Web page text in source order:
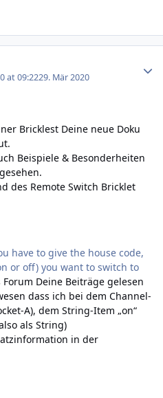
at 09:2229. Mär 2020
Bricklest Deine neue Doku
Beispiele & Besonderheiten
des Remote Switch Bricklet
have to give the house code,
or off) you want to switch to
Deine Beiträge gelesen
dass ich bei dem Channel-
A), dem String-Item „on“
als String)
in der